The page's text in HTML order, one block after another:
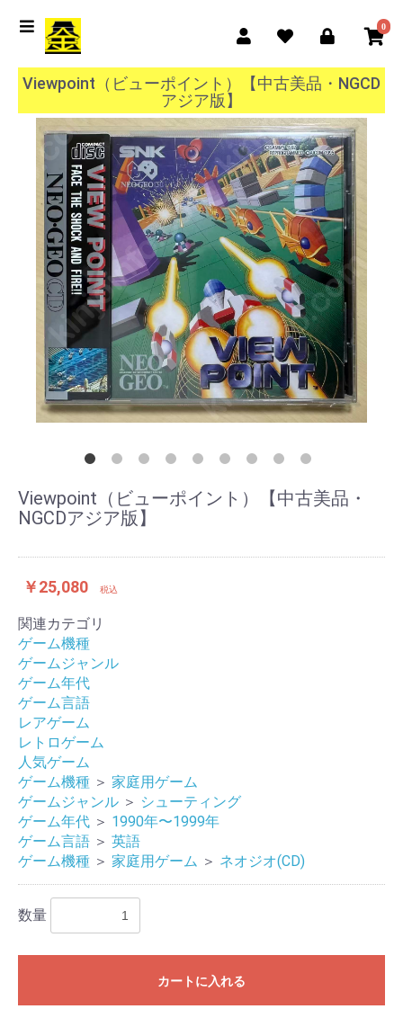
0
Viewpoint（ビューポイント）【中古美品・NGCD
アジア版】
Viewpoint（ビューポイント）【中古美品・
NGCDアジア版】
￥25,080 税込
関連カテゴリ
ゲーム機種
ゲームジャンル
ゲーム年代
ゲーム言語
レアゲーム
レトロゲーム
人気ゲーム
ゲーム機種 ＞ 家庭用ゲーム
ゲームジャンル ＞ シューティング
ゲーム年代 ＞ 1990年〜1999年
ゲーム言語 ＞ 英語
ゲーム機種 ＞ 家庭用ゲーム ＞ ネオジオ(CD)
数量
カートに入れる
お買い物を続ける カートへ進む